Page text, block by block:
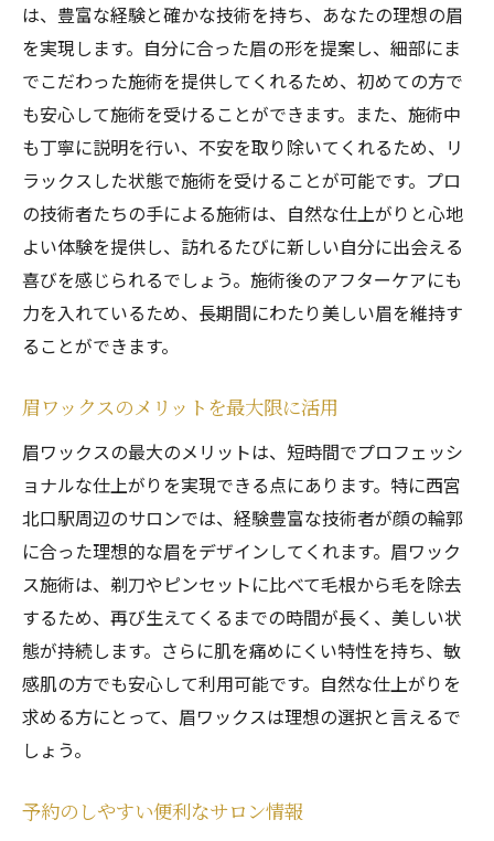
は、豊富な経験と確かな技術を持ち、あなたの理想の眉
を実現します。自分に合った眉の形を提案し、細部にま
でこだわった施術を提供してくれるため、初めての方で
も安心して施術を受けることができます。また、施術中
も丁寧に説明を行い、不安を取り除いてくれるため、リ
ラックスした状態で施術を受けることが可能です。プロ
の技術者たちの手による施術は、自然な仕上がりと心地
よい体験を提供し、訪れるたびに新しい自分に出会える
喜びを感じられるでしょう。施術後のアフターケアにも
力を入れているため、長期間にわたり美しい眉を維持す
ることができます。
眉ワックスのメリットを最大限に活用
眉ワックスの最大のメリットは、短時間でプロフェッシ
ョナルな仕上がりを実現できる点にあります。特に西宮
北口駅周辺のサロンでは、経験豊富な技術者が顔の輪郭
に合った理想的な眉をデザインしてくれます。眉ワック
ス施術は、剃刀やピンセットに比べて毛根から毛を除去
するため、再び生えてくるまでの時間が長く、美しい状
態が持続します。さらに肌を痛めにくい特性を持ち、敏
感肌の方でも安心して利用可能です。自然な仕上がりを
求める方にとって、眉ワックスは理想の選択と言えるで
しょう。
予約のしやすい便利なサロン情報